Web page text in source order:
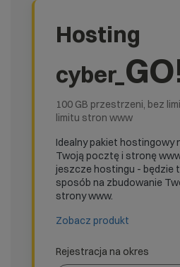
Hosting
cyber_
100 GB przestrzeni, bez
limitu stron www
Idealny pakiet hostingowy
Twoją pocztę i stronę
jeszcze hostingu - będzie
sposób na zbudowanie
strony www.
Zobacz produkt
Rejestracja na okres